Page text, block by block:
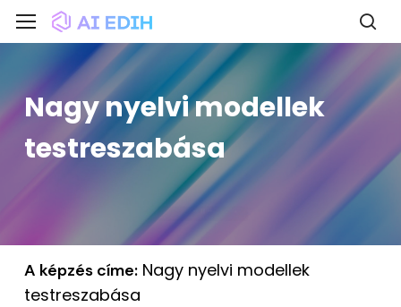
Skip
to
content
Menu
Nagy nyelvi modellek
testreszabása
A képzés címe:Nagy nyelvi modellek
testreszabása
Menu